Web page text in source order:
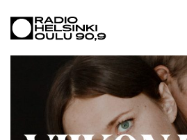
AJANKOHTAISTA
OHJELMAT
TEKIJÄT
ON-DEMAND